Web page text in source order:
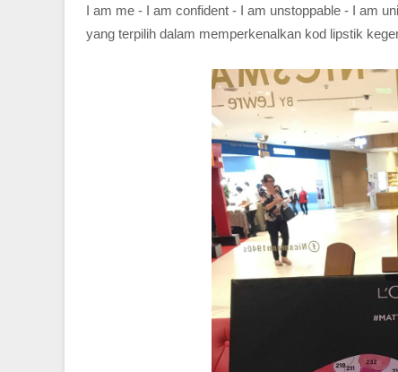
I am me - I am confident - I am unstoppable - I am
yang terpilih dalam memperkenalkan kod lipstik